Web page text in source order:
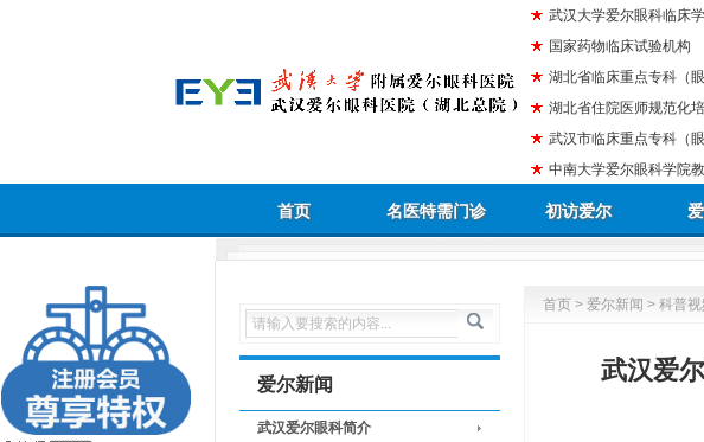
武汉大学爱尔眼科临床
国家药物临床试验机构
湖北省临床重点专科（眼
湖北省住院医师规范化
武汉市临床重点专科（
中南大学爱尔眼科学院
首页 名医特需门诊 初访爱尔
爱尔新闻
武汉爱尔眼科简介
首页 > 爱尔新闻 > 科普视
武汉爱